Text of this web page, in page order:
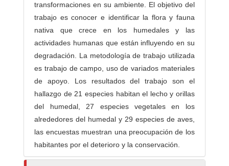
transformaciones en su ambiente. El objetivo del
trabajo es conocer e identificar la flora y fauna
nativa que crece en los humedales y las
actividades humanas que están influyendo en su
degradación. La metodología de trabajo utilizada
es trabajo de campo, uso de variados materiales
de apoyo. Los resultados del trabajo son el
hallazgo de 21 especies habitan el lecho y orillas
del humedal, 27 especies vegetales en los
alrededores del humedal y 29 especies de aves,
las encuestas muestran una preocupación de los
habitantes por el deterioro y la conservación.